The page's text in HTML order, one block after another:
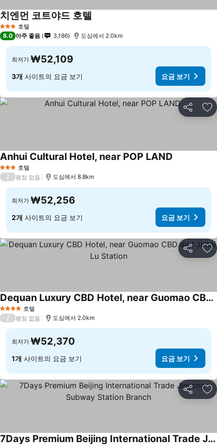
3 성급 호텔
치엔먼 코트야드 호텔
8.0 아주 좋음 3,186 도심에서 2.0km
최저가 ₩52,109
3개 사이트의 요금 보기 요금 보기
공유 즐
3 성급 호텔
Anhui Cultural Hotel, near POP LAND
/ 평점 없음 도심에서 8.8km
최저가 ₩52,256
2개 사이트의 요금 보기 요금 보기
공유 즐
4 성급 호텔
Dequan Luxury CBD Hotel, near Guomao CBD and Jintai Lu Station
/ 평점 없음 도심에서 2.0km
최저가 ₩52,370
1개 사이트의 요금 보기 요금 보기
공유 즐
7Days Premium Beijing International Trade Jinsong Subway Station Branch